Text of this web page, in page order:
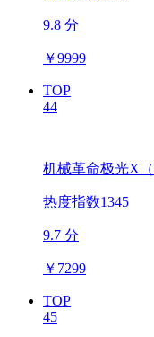
9.8 分
￥9999
TOP
44
机械革命极光X（
热度指数1345
9.7 分
￥ 7299
TOP
45